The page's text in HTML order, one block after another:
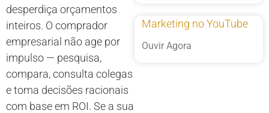
desperdiça orçamentos
inteiros. O comprador
empresarial não age por
impulso — pesquisa,
compara, consulta colegas
e toma decisões racionais
com base em ROI. Se a sua
Marketing no YouTube
Ouvir Agora